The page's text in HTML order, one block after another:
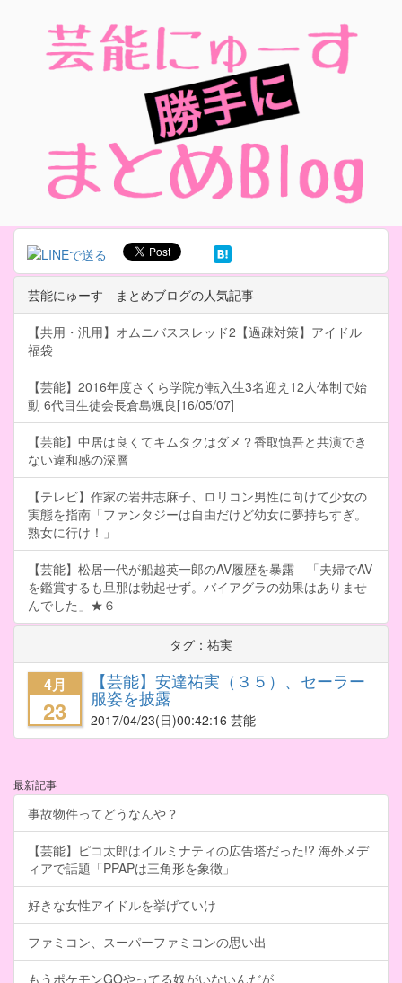
芸能にゅーす まとめブログの人気記事
【共用・汎用】オムニバススレッド2【過疎対策】アイドル
福袋
【芸能】2016年度さくら学院が転入生3名迎え12人体制で始
動 6代目生徒会長倉島颯良[16/05/07]
【芸能】中居は良くてキムタクはダメ？香取慎吾と共演でき
ない違和感の深層
【テレビ】作家の岩井志麻子、ロリコン男性に向けて少女の
実態を指南「ファンタジーは自由だけど幼女に夢持ちすぎ。
熟女に行け！」
【芸能】松居一代が船越英一郎のAV履歴を暴露 「夫婦でAV
を鑑賞するも旦那は勃起せず。バイアグラの効果はありませ
んでした」★６
タグ：祐実
4月
23
【芸能】安達祐実（３５）、セーラー
服姿を披露
2017/04/23(日)00:42:16 芸能
最新記事
事故物件ってどうなんや？
【芸能】ピコ太郎はイルミナティの広告塔だった!? 海外メデ
ィアで話題「PPAPは三角形を象徴」
好きな女性アイドルを挙げていけ
ファミコン、スーパーファミコンの思い出
もうポケモンGOやってる奴がいないんだが